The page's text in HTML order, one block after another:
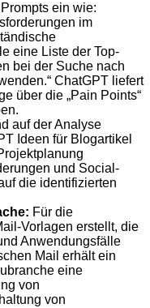
ein wie:
im
eine Liste der Top-
bei der Suche nach
ChatGPT liefert
über die „Pain Points“
auf der Analyse
Ideen für Blogartikel
und Social-
die identifizierten
Für die
Vorlagen erstellt, die
Anwendungsfälle
Mail erhält ein
eine
von
von